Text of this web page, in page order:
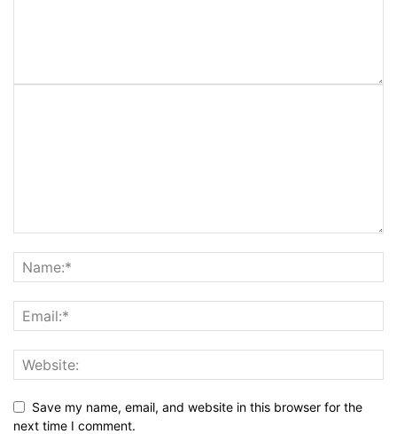
Save my name, email, and website in this browser for the
next time I comment.